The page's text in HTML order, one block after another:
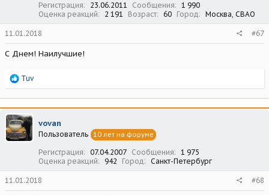
Регистрация
23.06.2011 Сообщения
1 990
Оценка реакций
2 191 Возраст 60 Город Москва, СВАО
11.01.2018 #67
С Днем! Наилучшие!
Р
а
к
ц
и
и
Tuv
vovan
Пользователь 10 лет на форуме
Регистрация 07.04.2007 Сообщения
1 975
Оценка реакций
942 Город Санкт-Петербург
11.01.2018 #68